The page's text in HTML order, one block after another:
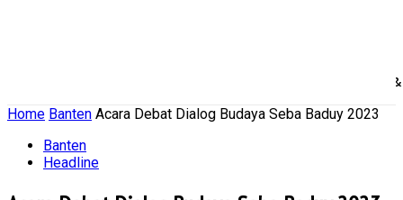
Politik
Home Banten Acara Debat Dialog Budaya Seba Baduy 2023
Banten
Headline